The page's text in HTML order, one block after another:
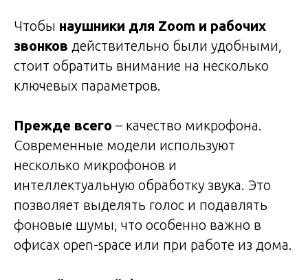
Чтобы наушники для Zoom и рабочих
звонков действительно были удобными,
стоит обратить внимание на несколько
ключевых параметров.
Прежде всего – качество микрофона.
Современные модели используют
несколько микрофонов и
интеллектуальную обработку звука. Это
позволяет выделять голос и подавлять
фоновые шумы, что особенно важно в
офисах open-space или при работе из дома.